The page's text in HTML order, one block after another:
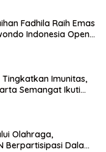
Fadhila Raih Emas
Indonesia Open
Imunitas,
Semangat Ikuti
Olahraga,
Berpartisipasi Dalam